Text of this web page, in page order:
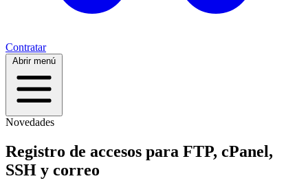
Contratar
Abrir menú
Novedades
Registro de accesos para FTP, cPanel,
SSH y correo